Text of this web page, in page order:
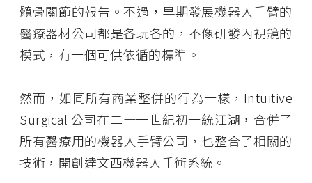
髖骨關節的報告。不過，早期發展機器人手臂的
醫療器材公司都是各玩各的，不像研發內視鏡的
模式，有一個可供依循的標準。
然而，如同所有商業整併的行為一樣，Intuitive
Surgical 公司在二十一世紀初一統江湖，合併了
所有醫療用的機器人手臂公司，也整合了相關的
技術，開創達文西機器人手術系統。